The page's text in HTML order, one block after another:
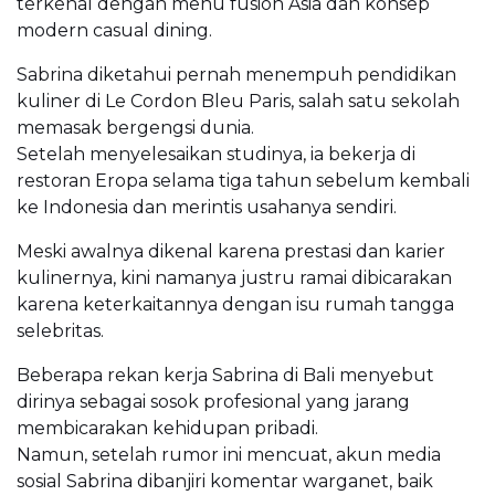
modern casual dining.
Sabrina diketahui pernah menempuh pendidikan
kuliner di Le Cordon Bleu Paris, salah satu sekolah
memasak bergengsi dunia.
Setelah menyelesaikan studinya, ia bekerja di
restoran Eropa selama tiga tahun sebelum kembali
ke Indonesia dan merintis usahanya sendiri.
Meski awalnya dikenal karena prestasi dan karier
kulinernya, kini namanya justru ramai dibicarakan
karena keterkaitannya dengan isu rumah tangga
selebritas.
Beberapa rekan kerja Sabrina di Bali menyebut
dirinya sebagai sosok profesional yang jarang
membicarakan kehidupan pribadi.
Namun, setelah rumor ini mencuat, akun media
sosial Sabrina dibanjiri komentar warganet, baik